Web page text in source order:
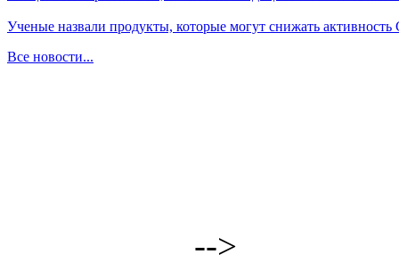
Ученые назвали продукты, которые могут снижать
Все новости...
-->